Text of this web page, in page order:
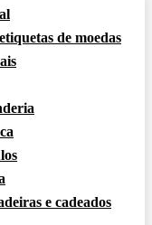
de moedas
e cadeados